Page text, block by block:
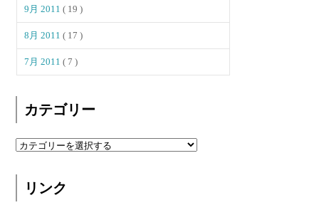
9月 2011( 19 )
8月 2011( 17 )
7月 2011( 7 )
カテゴリー
リンク